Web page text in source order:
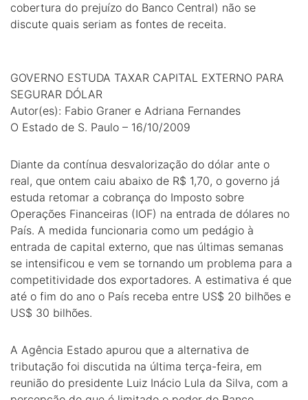
cobertura do prejuízo do Banco Central) não se
discute quais seriam as fontes de receita.
GOVERNO ESTUDA TAXAR CAPITAL EXTERNO PARA
SEGURAR DÓLAR
Autor(es): Fabio Graner e Adriana Fernandes
O Estado de S. Paulo – 16/10/2009
Diante da contínua desvalorização do dólar ante o
real, que ontem caiu abaixo de R$ 1,70, o governo já
estuda retomar a cobrança do Imposto sobre
Operações Financeiras (IOF) na entrada de dólares no
País. A medida funcionaria como um pedágio à
entrada de capital externo, que nas últimas semanas
se intensificou e vem se tornando um problema para a
competitividade dos exportadores. A estimativa é que
até o fim do ano o País receba entre US$ 20 bilhões e
US$ 30 bilhões.
A Agência Estado apurou que a alternativa de
tributação foi discutida na última terça-feira, em
reunião do presidente Luiz Inácio Lula da Silva, com a